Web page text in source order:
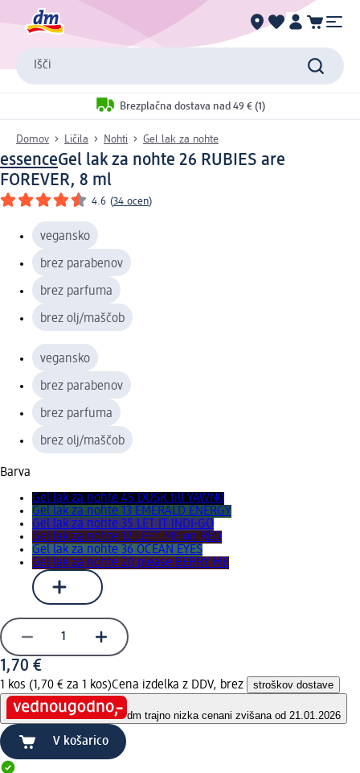
Išči
Brezplačna dostava nad 49 € (1)
Domov Ličila Nohti Gel lak za nohte
essenceGel lak za nohte 26 RUBIES are
FOREVER, 8 ml
4.6 (34 ocen)
vegansko
brez parabenov
brez parfuma
brez olj/maščob
vegansko
brez parabenov
brez parfuma
brez olj/maščob
Barva
Gel lak za nohte 45 DUSK till YAWN0
Gel lak za nohte 13 EMERALD ENERGY
Gel lak za nohte 35 LET IT INDI-GO
Gel lak za nohte 12 LEFT ME on RED
Gel lak za nohte 36 OCEAN EYES
Gel lak za nohte 20 please BERRY ME
1,70 €
1 kos (1,70 € za 1 kos)Cena izdelka z DDV, brez stroškov dostave
dm trajno nizka cenani zvišana od 21.01.2026
V košarico